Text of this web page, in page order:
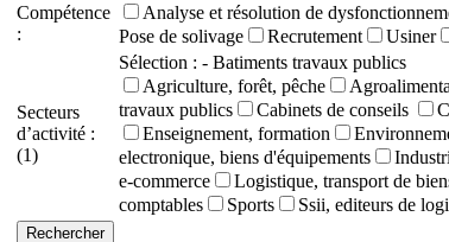
Compétence
:
Analyse et résolution de
Pose de solivage
Recrutement Usiner
Secteurs
d’activité :
(1)
Sélection : - Batiments travaux publics
Agriculture, forêt, pêche
travaux publics
Cabinets de conseils
Enseignement, formation
electronique, biens d'équipements
e-commerce
Logistique, transport de
comptables
Sports Ssii, editeurs de